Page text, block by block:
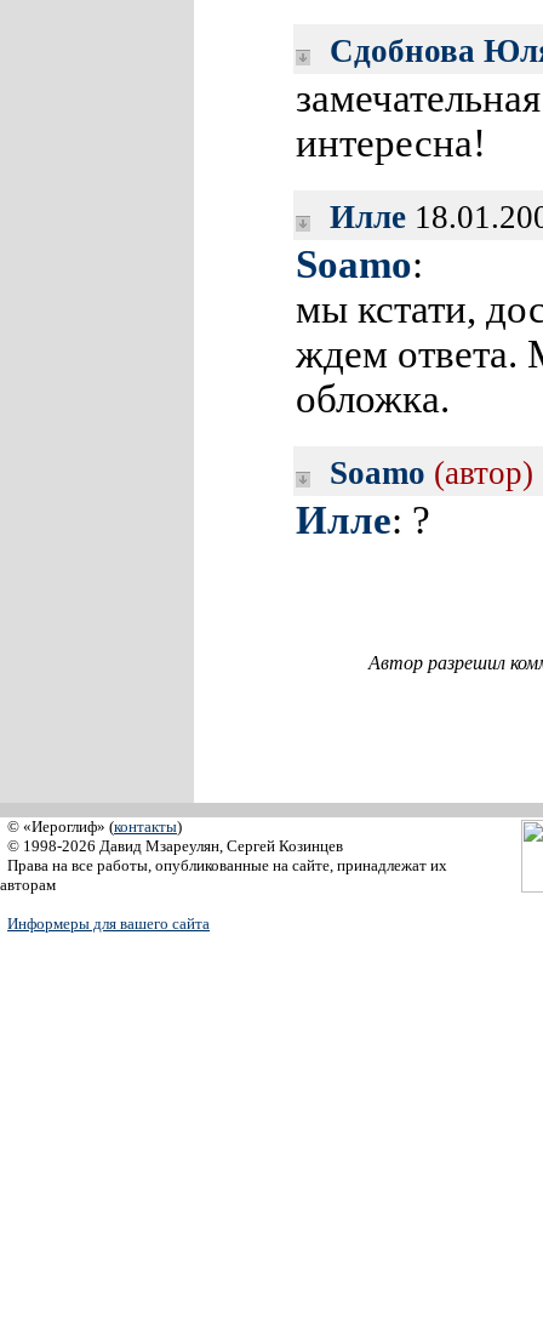
Сдобнова
интересна!
Илле
Soamo:
мы кстати,
ждем ответа.
обложка.
Soamo (автор)
Илле: ?
Автор разрешил
© «Иероглиф» (контакты)
© 1998-2026 Давид Мзареулян, Сергей Козинцев
Права на все работы, опубликованные на сайте, принадлежат их
авторам
Информеры для вашего сайта